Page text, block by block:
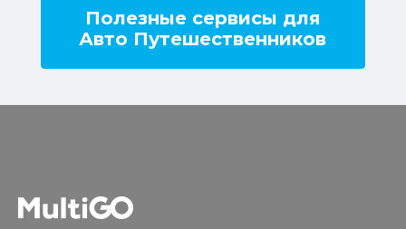
Полезные сервисы для
Авто Путешественников